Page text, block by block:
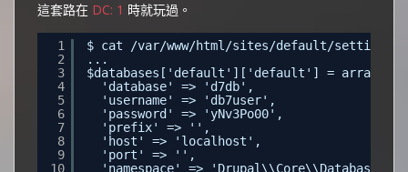
這套路在 DC: 1 時就玩過。
1
2
3
4
5
6
7
8
9
10
$ cat /var/www/html/sites/default/
...
$databases['default']['default'] = array (
'database' => 'd7db',
'username' => 'db7user',
'password' => 'yNv3Po00',
'prefix' => '',
'host' => 'localhost',
'port' => '',
'namespace' =>